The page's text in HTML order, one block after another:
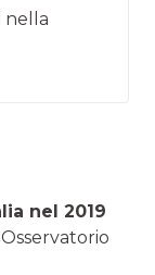
nella
nel 2019